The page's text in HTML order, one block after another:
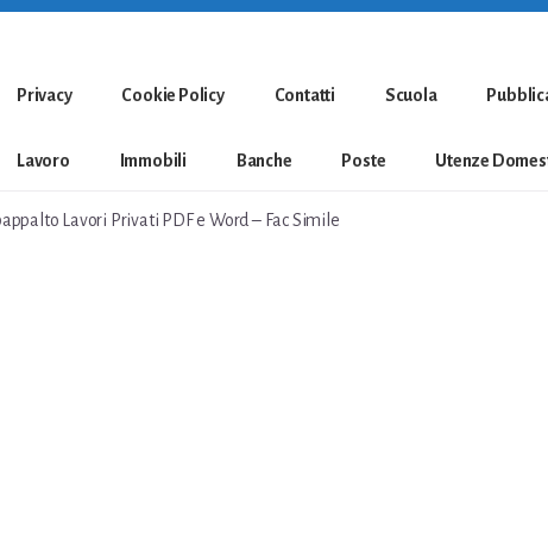
Privacy Cookie Policy Contatti Scuola
Lavoro Immobili Banche Poste Utenze
Lavori Privati PDF e Word – Fac Simile